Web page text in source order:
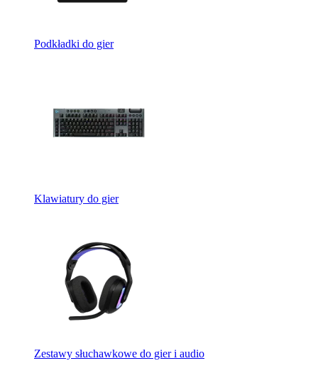
Podkładki do gier
Klawiatury do gier
Zestawy słuchawkowe do gier i audio